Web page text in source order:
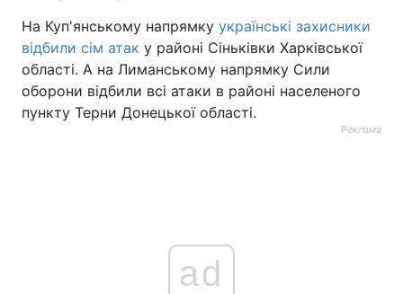
На Куп'янському напрямку українські захисники
відбили сім атак у районі Сіньківки Харківської
області. А на Лиманському напрямку Сили
оборони відбили всі атаки в районі населеного
пункту Терни Донецької області.
Реклама
ad